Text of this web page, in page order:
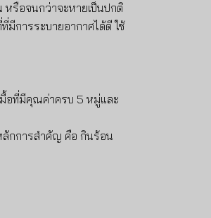
หรือจนกว่าจะหายเป็นปกติ
มีการระบายอากาศได้ดี ใช้
มื้อที่มีคุณค่าครบ 5 หมู่และ
ลักการสำคัญ คือ กินร้อน